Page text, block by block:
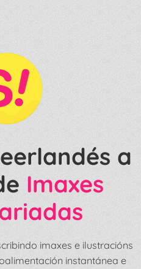
a
Imaxes
imaxes e ilustracións
instantánea e